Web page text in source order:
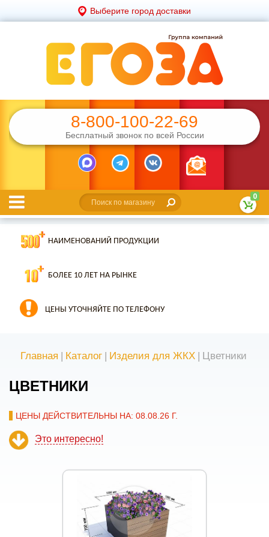
Выберите город доставки
8-800-100-22-69
Бесплатный звонок по всей России
0
НАИМЕНОВАНИЙ ПРОДУКЦИИ
БОЛЕЕ 10 ЛЕТ НА РЫНКЕ
ЦЕНЫ УТОЧНЯЙТЕ ПО ТЕЛЕФОНУ
Главная | Каталог | Изделия для ЖКХ | Цветники
ЦВЕТНИКИ
ЦЕНЫ ДЕЙСТВИТЕЛЬНЫ НА: 08.08.26 Г.
Это интересно!